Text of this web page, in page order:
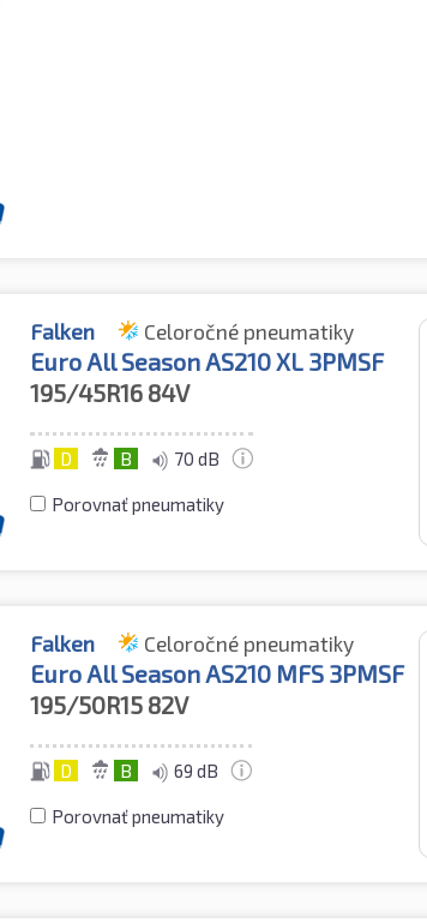
Falken Celoročné pneumatiky
Euro All Season AS210 XL 3PMSF
195/45R16 84V
D B 70 dB
Porovnať pneumatiky
Falken Celoročné pneumatiky
Euro All Season AS210 MFS 3PMSF
195/50R15 82V
D B 69 dB
Porovnať pneumatiky